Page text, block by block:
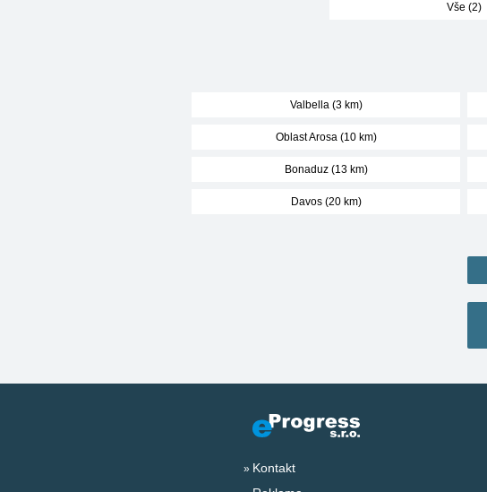
Vše (2)
Valbella (3 km)
Oblast Arosa (10 km)
Bonaduz (13 km)
Davos (20 km)
Kontakt